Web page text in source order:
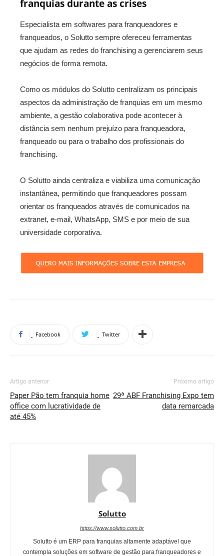
franquias durante as crises
Especialista em softwares para franqueadores e
franqueados, o Solutto sempre ofereceu ferramentas
que ajudam as redes do franchising a gerenciarem seus
negócios de forma remota.
Como os módulos do Solutto centralizam os principais
aspectos da administração de franquias em um mesmo
ambiente, a gestão colaborativa pode acontecer à
distância sem nenhum prejuízo para franqueadora,
franqueado ou para o trabalho dos profissionais do
franchising.
O Solutto ainda centraliza e viabiliza uma comunicação
instantânea, permitindo que franqueadores possam
orientar os franqueados através de comunicados na
extranet, e-mail, WhatsApp, SMS e por meio de sua
universidade corporativa.
Facebook Twitter
Artigo anterior
Paper Pão tem franquia home
office com lucratividade de
até 45%
Próximo artigo
29ª ABF Franchising Expo tem
data remarcada
Solutto
https://www.solutto.com.br
Solutto é um ERP para franquias altamente adaptável que
contempla soluções em software de gestão para franqueadores e